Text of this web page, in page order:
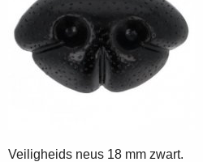
Veiligheids neus 18 mm zwart.